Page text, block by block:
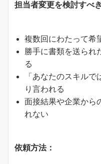
担当者変更を検討すべ
複数回にわたって希
勝手に書類を送られ
る
「あなたのスキル
り言われる
面接結果や企業から
れない
依頼方法：